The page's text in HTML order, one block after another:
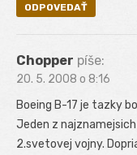
ODPOVEDAŤ
Chopper píše:
20. 5. 2008 o 8:16
Boeing B-17 je tazky
Jeden z
2.svetovej vojny.